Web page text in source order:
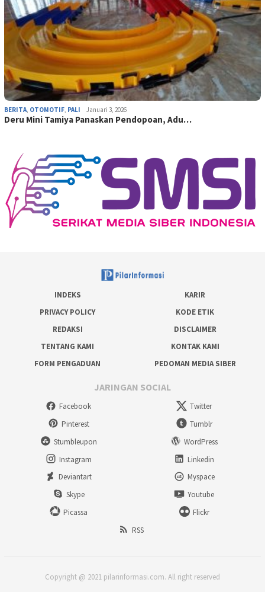
BERITA OTOMOTIF PALI Januari 3, 2026
Deru Mini Tamiya Panaskan Pendopoan, Adu…
INDEKS
KARIR
PRIVACY POLICY
KODE ETIK
REDAKSI
DISCLAIMER
TENTANG KAMI
KONTAK KAMI
FORM PENGADUAN
PEDOMAN MEDIA SIBER
JARINGAN SOCIAL
Facebook
Twitter
Pinterest
Tumblr
Stumbleupon
WordPress
Instagram
Linkedin
Deviantart
Myspace
Skype
Youtube
Picassa
Flickr
RSS
Copyright @ 2021 pilarinformasi.com. All right reserved